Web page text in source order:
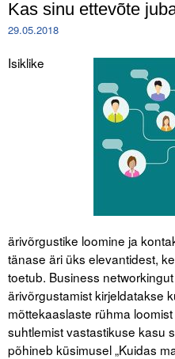
Astu ICC Eesti liikmeks!
Publikatsioonid
ICC WBO
ICC komisjonid
Digiraamatukogu
Juhendid ja väljaanded
Kas sinu ettevõte
29.05.2018
Isiklike
ärivõrgustike loomine ja
tänase äri üks elevantidest,
toetub. Business
ärivõrgustamist kirjeldatakse
mõttekaaslaste rühma
suhtlemist vastastikuse kasu
põhineb küsimusel „Kuidas